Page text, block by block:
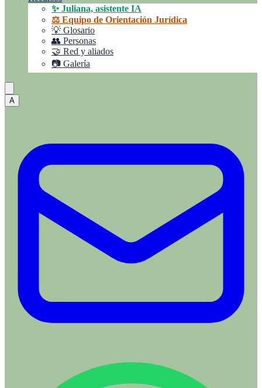
✨ Juliana, asistente IA
⚖️ Equipo de Orientación Jurídica
💡 Glosario
👥 Personas
🤝 Red y aliados
📷 Galería
A